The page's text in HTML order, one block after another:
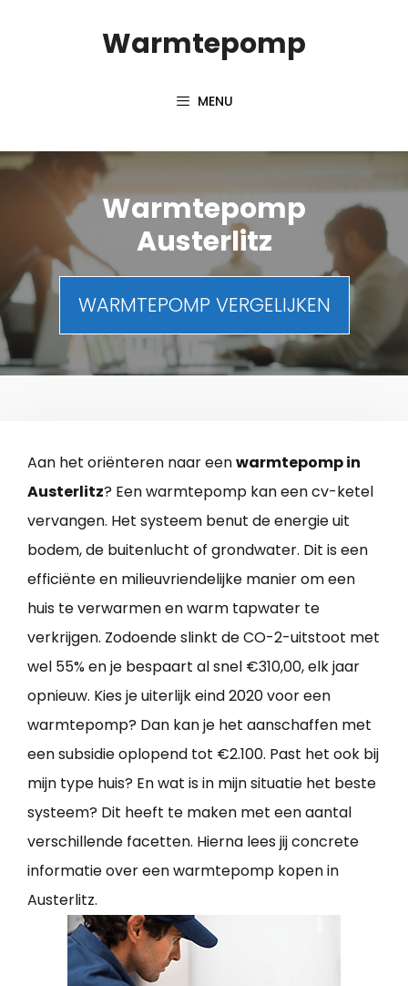
Warmtepomp
MENU
Warmtepomp
Austerlitz
WARMTEPOMP VERGELIJKEN
Aan het oriënteren naar eenwarmtepomp in
Austerlitz? Een warmtepomp kan een cv-ketel
vervangen. Het systeem benut de energie uit
bodem, de buitenlucht of grondwater. Dit is een
efficiënte en milieuvriendelijke manier om een
huis te verwarmen en warm tapwater te
verkrijgen. Zodoende slinkt de CO-2-uitstoot met
wel 55% en je bespaart al snel €310,00, elk jaar
opnieuw. Kies je uiterlijk eind 2020 voor een
warmtepomp? Dan kan je het aanschaffen met
een subsidie oplopend tot €2.100. Past het ook bij
mijn type huis? En wat is in mijn situatie het beste
systeem? Dit heeft te maken met een aantal
verschillende facetten. Hierna lees jij concrete
informatie over een warmtepomp kopen in
Austerlitz.